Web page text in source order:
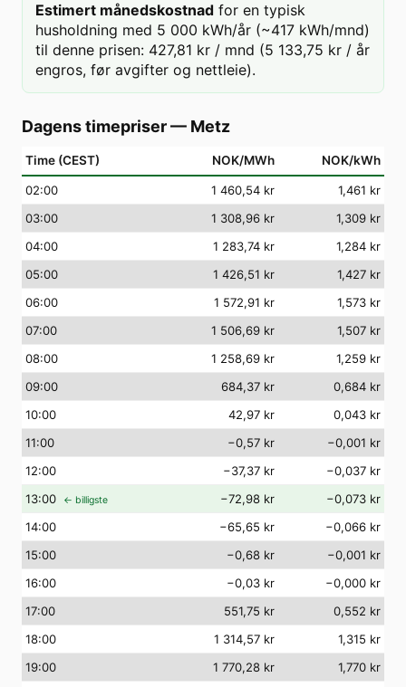
Estimert månedskostnad for en typisk
husholdning med 5 000 kWh/år (~417 kWh/mnd)
til denne prisen: 427,81 kr / mnd (5 133,75 kr / år
engros, før avgifter og nettleie).
Dagens timepriser— Metz
Time (CEST) NOK/MWh NOK/kWh
02:00 1 460,54 kr
1,461 kr
03:00 1 308,96 kr
1,309 kr
04:00 1 283,74 kr
1,284 kr
05:00 1 426,51 kr
1,427 kr
06:00 1 572,91 kr
1,573 kr
07:00 1 506,69 kr
1,507 kr
08:00 1 258,69 kr
1,259 kr
09:00 684,37 kr
0,684 kr
10:00 42,97 kr
0,043 kr
11:00 −0,57 kr
−0,001 kr
12:00 −37,37 kr
−0,037 kr
13:00 ← billigste −72,98 kr
−0,073 kr
14:00 −65,65 kr
−0,066 kr
15:00 −0,68 kr
−0,001 kr
16:00 −0,03 kr
−0,000 kr
17:00 551,75 kr
0,552 kr
18:00 1 314,57 kr
1,315 kr
19:00 1 770,28 kr
1,770 kr